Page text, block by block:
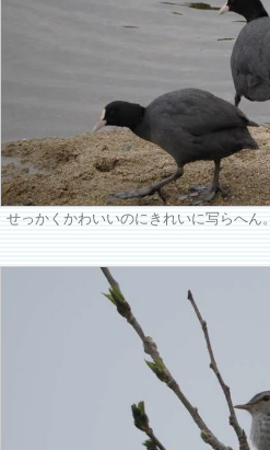
せっかくかわいいのにきれいに写らへん。